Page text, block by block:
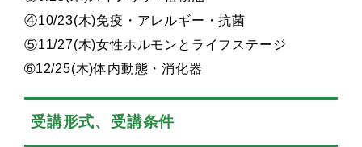
④10/23(木)免疫・アレルギー・抗菌
⑤11/27(木)女性ホルモンとライフステージ
➅12/25(木)体内動態・消化器
受講形式、受講条件